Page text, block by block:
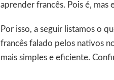
aprender francês. Pois é, mas
Por isso, a seguir listamos o
francês falado pelos nativos
mais simples e eficiente.